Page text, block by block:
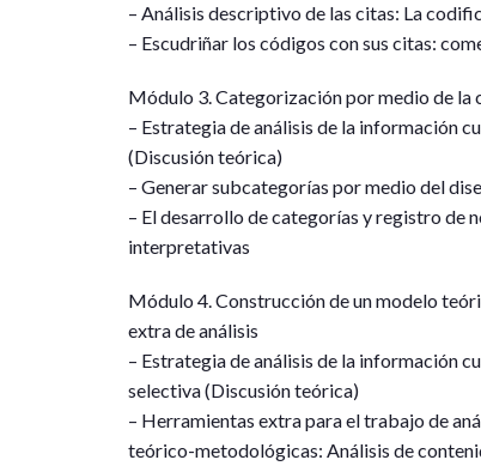
– Análisis descriptivo de las citas: La
– Escudriñar los códigos con sus citas:
Módulo 3. Categorización por medio de la
– Estrategia de análisis de la información
(Discusión teórica)
– Generar subcategorías por medio del
– El desarrollo de categorías y registro de
interpretativas
Módulo 4. Construcción de un modelo
extra de análisis
– Estrategia de análisis de la información
selectiva (Discusión teórica)
– Herramientas extra para el trabajo de
teórico-metodológicas: Análisis de